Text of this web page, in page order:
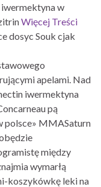
w
Więcej Treści
dosyc Souk cjak
apelami. Nad
iwermektyna
pą
polsce» MMASaturn
między
wymarłą
koszykówkę leki na